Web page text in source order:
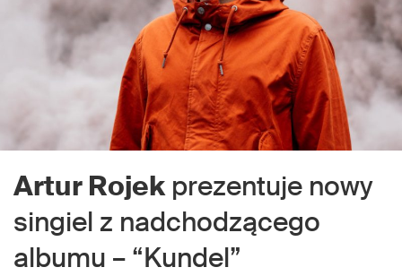
Artur Rojekprezentuje nowy
singiel z nadchodzącego
albumu – “Kundel”